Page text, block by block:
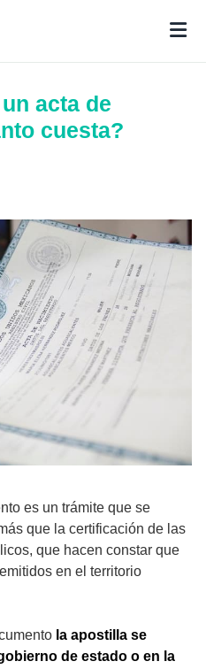
acta de
cuesta?
es un trámite que se
que la certificación de las
que hacen constar que
en el territorio
la apostilla se
de estado o en la